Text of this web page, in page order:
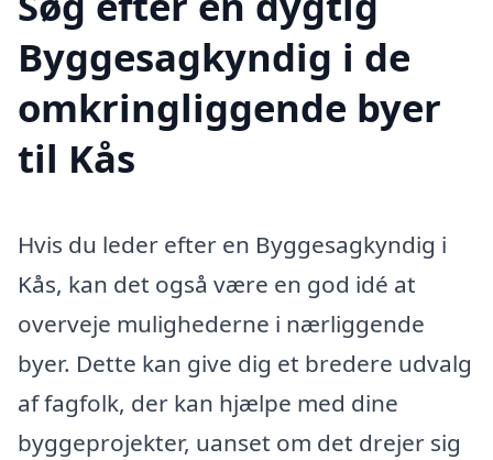
Byggesagkyndig i de
omkringliggende byer
til Kås
Hvis du leder efter en Byggesagkyndig i
Kås, kan det også være en god idé at
overveje mulighederne i nærliggende
byer. Dette kan give dig et bredere udvalg
af fagfolk, der kan hjælpe med dine
byggeprojekter, uanset om det drejer sig